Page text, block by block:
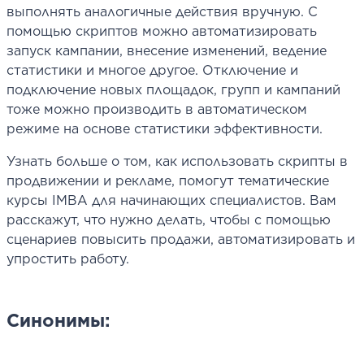
выполнять аналогичные действия вручную. С
помощью скриптов можно автоматизировать
запуск кампании, внесение изменений, ведение
статистики и многое другое. Отключение и
подключение новых площадок, групп и кампаний
тоже можно производить в автоматическом
режиме на основе статистики эффективности.
Узнать больше о том, как использовать скрипты в
продвижении и рекламе, помогут тематические
курсы IMBA для начинающих специалистов. Вам
расскажут, что нужно делать, чтобы с помощью
сценариев повысить продажи, автоматизировать и
упростить работу.
Синонимы: